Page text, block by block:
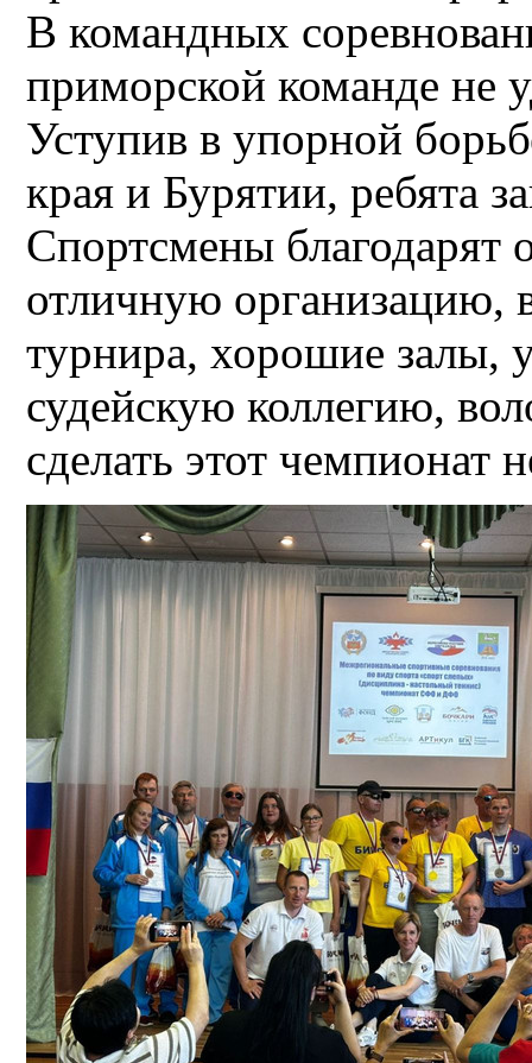
В командных
приморской команде не
Уступив в упорной
края и Бурятии, ребята
Спортсмены благодарят
отличную организацию,
турнира, хорошие залы,
судейскую коллегию,
сделать этот чемпионат